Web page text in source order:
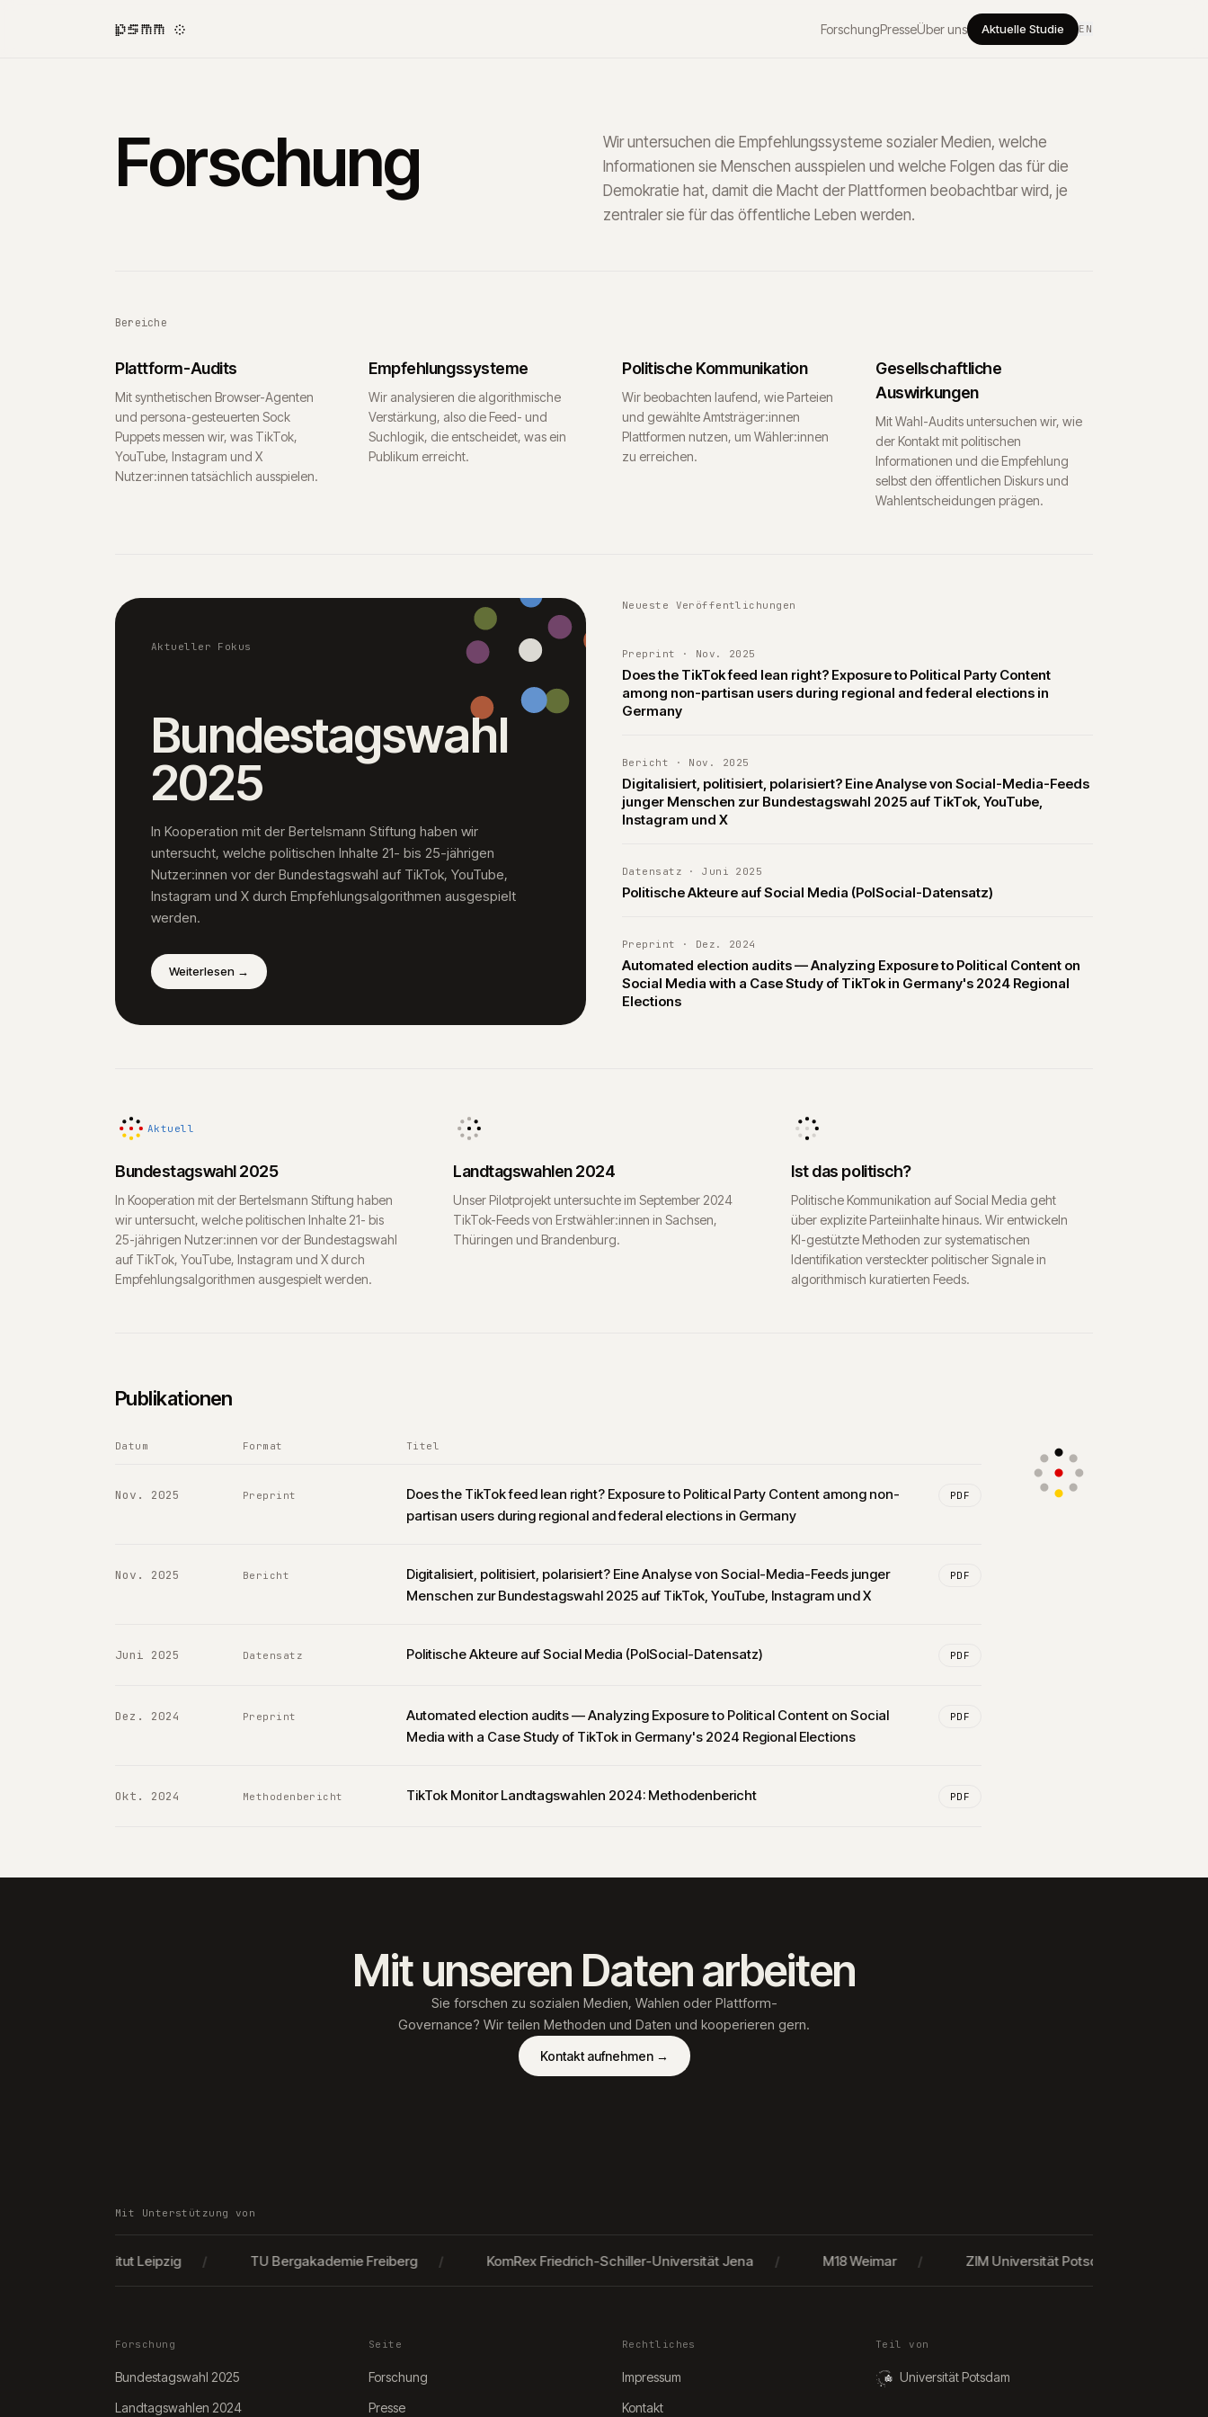
psmm ForschungPresseÜber uns Aktuelle Studie EN
Forschung
Wir untersuchen die Empfehlungssysteme sozialer Medien, welche
Informationen sie Menschen ausspielen und welche Folgen das für die
Demokratie hat, damit die Macht der Plattformen beobachtbar wird, je
zentraler sie für das öffentliche Leben werden.
Bereiche
Plattform-Audits
Mit synthetischen Browser-Agenten
und persona-gesteuerten Sock
Puppets messen wir, was TikTok,
YouTube, Instagram und X
Nutzer:innen tatsächlich ausspielen.
Empfehlungssysteme
Wir analysieren die algorithmische
Verstärkung, also die Feed- und
Suchlogik, die entscheidet, was ein
Publikum erreicht.
Politische Kommunikation
Wir beobachten laufend, wie Parteien
und gewählte Amtsträger:innen
Plattformen nutzen, um Wähler:innen
zu erreichen.
Gesellschaftliche
Auswirkungen
Mit Wahl-Audits untersuchen wir, wie
der Kontakt mit politischen
Informationen und die Empfehlung
selbst den öffentlichen Diskurs und
Wahlentscheidungen prägen.
Aktueller Fokus
Bundestagswahl
2025
In Kooperation mit der Bertelsmann Stiftung haben wir
untersucht, welche politischen Inhalte 21- bis 25-jährigen
Nutzer:innen vor der Bundestagswahl auf TikTok, YouTube,
Instagram und X durch Empfehlungsalgorithmen ausgespielt
werden.
Weiterlesen →
Neueste Veröffentlichungen
Preprint · Nov. 2025
Does the TikTok feed lean right? Exposure to Political Party Content
among non-partisan users during regional and federal elections in
Germany
Bericht · Nov. 2025
Digitalisiert, politisiert, polarisiert? Eine Analyse von Social-Media-Feeds
junger Menschen zur Bundestagswahl 2025 auf TikTok, YouTube,
Instagram und X
Datensatz ·Juni 2025
Politische Akteure auf Social Media (PolSocial-Datensatz)
Preprint · Dez. 2024
Automated election audits — Analyzing Exposure to Political Content on
Social Media with a Case Study of TikTok in Germany's 2024 Regional
Elections
Aktuell
Bundestagswahl 2025
In Kooperation mit der Bertelsmann Stiftung haben
wir untersucht, welche politischen Inhalte 21- bis
25-jährigen Nutzer:innen vor der Bundestagswahl
auf TikTok, YouTube, Instagram und X durch
Empfehlungsalgorithmen ausgespielt werden.
Landtagswahlen 2024
Unser Pilotprojekt untersuchte im September 2024
TikTok-Feeds von Erstwähler:innen in Sachsen,
Thüringen und Brandenburg.
Ist das politisch?
Politische Kommunikation auf Social Media geht
über explizite Parteiinhalte hinaus. Wir entwickeln
KI-gestützte Methoden zur systematischen
Identifikation versteckter politischer Signale in
algorithmisch kuratierten Feeds.
Publikationen
Datum Format Titel
Nov. 2025 Preprint
Does the TikTok feed lean right? Exposure to Political Party Content among non-
partisan users during regional and federal elections in Germany
PDF
Nov. 2025 Bericht
Digitalisiert, politisiert, polarisiert? Eine Analyse von Social-Media-Feeds junger
Menschen zur Bundestagswahl 2025 auf TikTok, YouTube, Instagram und X
PDF
Juni 2025 Datensatz Politische Akteure auf Social Media (PolSocial-Datensatz) PDF
Dez. 2024 Preprint
Automated election audits — Analyzing Exposure to Political Content on Social
Media with a Case Study of TikTok in Germany's 2024 Regional Elections
PDF
Okt. 2024 Methodenbericht TikTok Monitor Landtagswahlen 2024: Methodenbericht PDF
Mit unseren Daten arbeiten
Sie forschen zu sozialen Medien, Wahlen oder Plattform-
Governance? Wir teilen Methoden und Daten und kooperieren gern.
Kontakt aufnehmen→
Mit Unterstützung von
Brunswik-Institut Leipzig / TU Bergakademie Freiberg / KomRex Friedrich-Schiller-Universität Jena / M18 Weimar / ZIM Universität Potsdam
Forschung
Bundestagswahl 2025
Landtagswahlen 2024
Seite
Forschung
Presse
Rechtliches
Impressum
Kontakt
Teil von
Universität Potsdam